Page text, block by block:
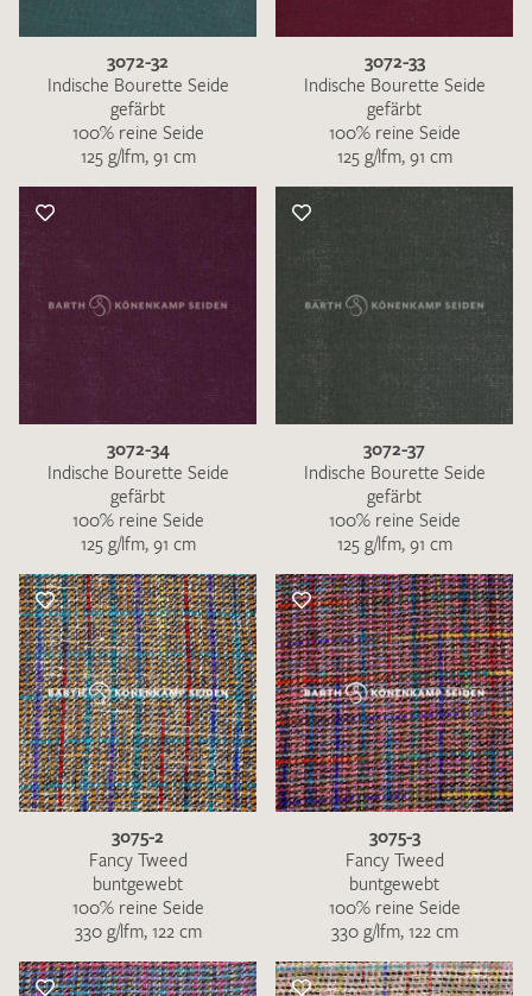
MUSTERANFRAGE SENDEN
3072-32
Indische Bourette Seide
gefärbt
100% reine Seide
125 g/lfm, 91 cm
3072-33
Indische Bourette Seide
gefärbt
100% reine Seide
125 g/lfm, 91 cm
3072-34
Indische Bourette Seide
gefärbt
100% reine Seide
125 g/lfm, 91 cm
3072-37
Indische Bourette Seide
gefärbt
100% reine Seide
125 g/lfm, 91 cm
3075-2
Fancy Tweed
buntgewebt
100% reine Seide
330 g/lfm, 122 cm
3075-3
Fancy Tweed
buntgewebt
100% reine Seide
330 g/lfm, 122 cm